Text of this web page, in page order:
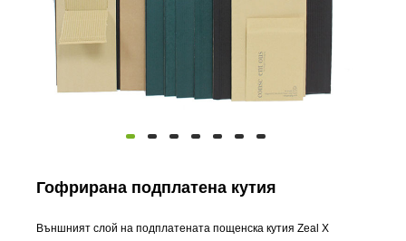
Гофрирана подплатена кутия
Външният слой на подплатената пощенска кутия Zeal X